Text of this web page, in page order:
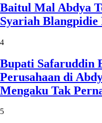
Baitul Mal Abdya
Syariah Blangpidie
4
Bupati Safaruddin
Perusahaan di
Mengaku Tak
5